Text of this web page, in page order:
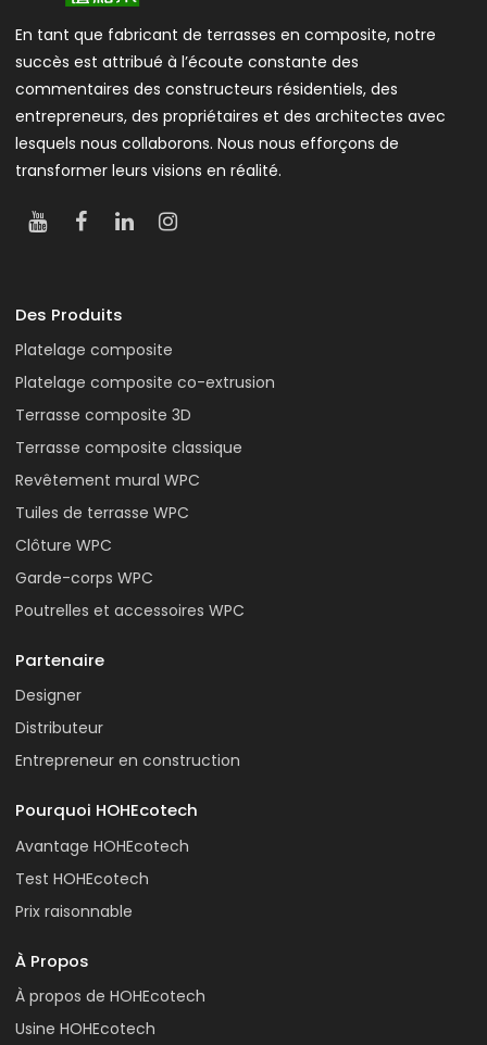
En tant que fabricant de terrasses en composite, notre
succès est attribué à l’écoute constante des
commentaires des constructeurs résidentiels, des
entrepreneurs, des propriétaires et des architectes avec
lesquels nous collaborons. Nous nous efforçons de
transformer leurs visions en réalité.
Des Produits
Platelage composite
Platelage composite co-extrusion
Terrasse composite 3D
Terrasse composite classique
Revêtement mural WPC
Tuiles de terrasse WPC
Clôture WPC
Garde-corps WPC
Poutrelles et accessoires WPC
Partenaire
Designer
Distributeur
Entrepreneur en construction
Pourquoi HOHEcotech
Avantage HOHEcotech
Test HOHEcotech
Prix raisonnable
À Propos
À propos de HOHEcotech
Usine HOHEcotech